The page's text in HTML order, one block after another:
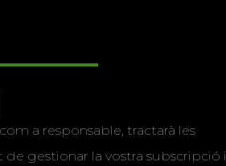
a responsable, tractarà les
gestionar la vostra subscripció i